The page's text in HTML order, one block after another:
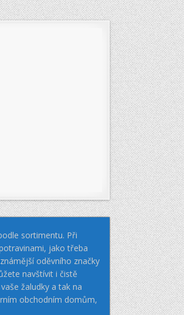
sortimentu. Při
jako třeba
oděvního značky
navštívit i čistě
žaludky a tak na
obchodním domům,